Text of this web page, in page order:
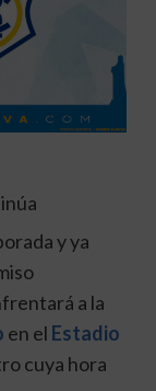
y ya
a la
en el Estadio
cuya hora